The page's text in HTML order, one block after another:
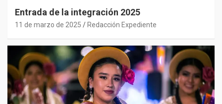
Entrada de la integración 2025
11 de marzo de 2025 Redacción Expediente